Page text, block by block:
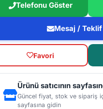
Telefonu Göster
Mesaj / Teklif
Favori
Ürünü satıcının
Güncel fiyat, stok ve sipariş
sayfasına gidin